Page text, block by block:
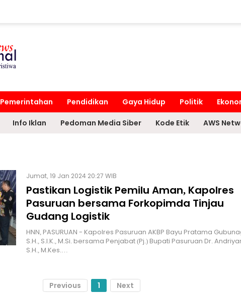
Pemerintahan Pendidikan Gaya Hidup Politik
Info Iklan Pedoman Media Siber Kode Etik AWS
Jumat, 19 Jan 2024 20:27 WIB
Pastikan Logistik Pemilu Aman, Kapolres
Pasuruan bersama Forkopimda Tinjau
Gudang Logistik
HNN, PASURUAN - Kapolres Pasuruan AKBP Bayu Pratama
S.H., S.I.K., M.Si. bersama Penjabat (Pj.) Bupati Pasuruan Dr.
S.H., M.Kes.…
Previous 1 Next